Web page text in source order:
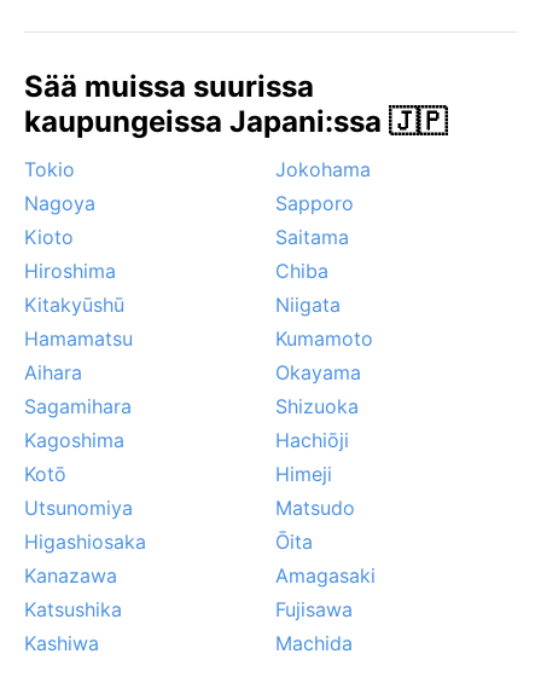
lämpötilat ovat miellyttäviä, sateet vähäisempiä ja
Kesällä ja alkusyksystä trooppiset taifuunit tuovat
rankkasateita ja kovia tuulia, ja talvella sumu voi
ajoittain laskeutua kanavien ylle. Kaiken kaikkiaan
Kurashiki tarjoaa leudon ilmaston eri vuodenaikoina,
mutta kevät ja syksy takaavat mukavimman oleskelun
ilman äärimmäisyyksiä.
Sää muissa suurissa
kaupungeissa Japani:ssa 🇯🇵
Tokio
Jokohama
Nagoya
Sapporo
Kioto
Saitama
Hiroshima
Chiba
Kitakyūshū
Niigata
Hamamatsu
Kumamoto
Aihara
Okayama
Sagamihara
Shizuoka
Kagoshima
Hachiōji
Kotō
Himeji
Utsunomiya
Matsudo
Higashiosaka
Ōita
Kanazawa
Amagasaki
Katsushika
Fujisawa
Kashiwa
Machida